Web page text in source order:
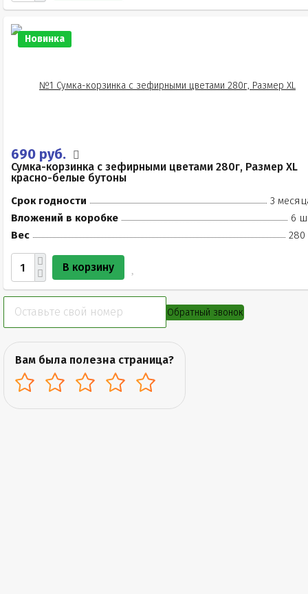
Новинка
690 руб.
Сумка-корзинка с зефирными цветами 280г, Размер XL
красно-белые бутоны
Срок годности
3
Вложений в коробке
6
Вес
280
В корзину
Обратный звонок
Вам была полезна страница?